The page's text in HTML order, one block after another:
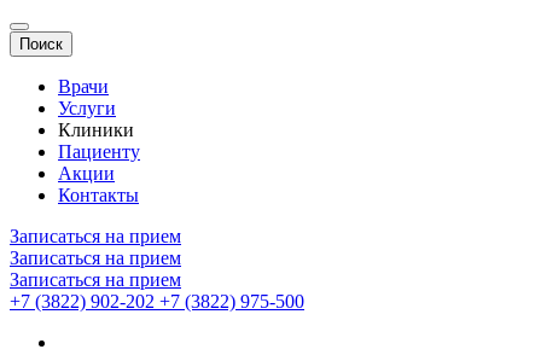
Поиск
Врачи
Услуги
Клиники
Пациенту
Акции
Контакты
Записаться на прием
Записаться на прием
Записаться на прием
+7 (3822) 902-202 +7 (3822) 975-500